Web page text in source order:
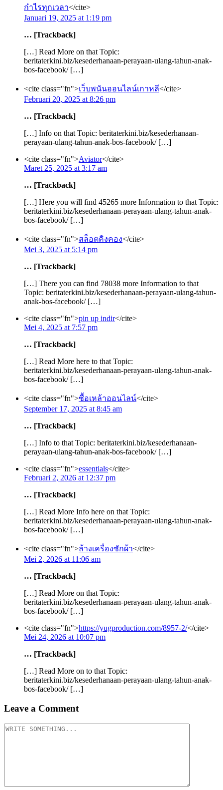
กำไรทุกเวลา</cite>
Januari 19, 2025 at 1:19 pm
… [Trackback]
[…] Read More on that Topic:
beritaterkini.biz/kesederhanaan-perayaan-ulang-tahun-anak-
bos-facebook/ […]
<cite class="fn">เว็บพนันออนไลน์เกาหลี</cite>
Februari 20, 2025 at 8:26 pm
… [Trackback]
[…] Info on that Topic: beritaterkini.biz/kesederhanaan-
perayaan-ulang-tahun-anak-bos-facebook/ […]
<cite class="fn">Aviator</cite>
Maret 25, 2025 at 3:17 am
… [Trackback]
[…] Here you will find 45265 more Information to that Topic:
beritaterkini.biz/kesederhanaan-perayaan-ulang-tahun-anak-
bos-facebook/ […]
<cite class="fn">สล็อตคิงคอง</cite>
Mei 3, 2025 at 5:14 pm
… [Trackback]
[…] There you can find 78038 more Information to that
Topic: beritaterkini.biz/kesederhanaan-perayaan-ulang-tahun-
anak-bos-facebook/ […]
<cite class="fn">pin up indir</cite>
Mei 4, 2025 at 7:57 pm
… [Trackback]
[…] Read More here to that Topic:
beritaterkini.biz/kesederhanaan-perayaan-ulang-tahun-anak-
bos-facebook/ […]
<cite class="fn">ซื้อเหล้าออนไลน์</cite>
September 17, 2025 at 8:45 am
… [Trackback]
[…] Info to that Topic: beritaterkini.biz/kesederhanaan-
perayaan-ulang-tahun-anak-bos-facebook/ […]
<cite class="fn">essentials</cite>
Februari 2, 2026 at 12:37 pm
… [Trackback]
[…] Read More Info here on that Topic:
beritaterkini.biz/kesederhanaan-perayaan-ulang-tahun-anak-
bos-facebook/ […]
<cite class="fn">ล้างเครื่องซักผ้า</cite>
Mei 2, 2026 at 11:06 am
… [Trackback]
[…] Read More on that Topic:
beritaterkini.biz/kesederhanaan-perayaan-ulang-tahun-anak-
bos-facebook/ […]
<cite class="fn">https://yugproduction.com/8957-2/</cite>
Mei 24, 2026 at 10:07 pm
… [Trackback]
[…] Read More on to that Topic:
beritaterkini.biz/kesederhanaan-perayaan-ulang-tahun-anak-
bos-facebook/ […]
Leave a Comment